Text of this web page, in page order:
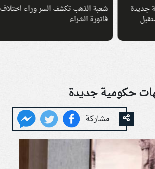
جديدة شعبة الذهب تكشف السر وراء اختلاف
فاتورة الشراء
حكومية جديدة
مشاركة